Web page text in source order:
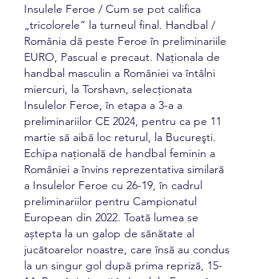
Insulele Feroe / Cum se pot califica
„tricolorele” la turneul final. Handbal /
România dă peste Feroe în preliminariile
EURO, Pascual e precaut. Naţionala de
handbal masculin a României va întâlni
miercuri, la Torshavn, selecţionata
Insulelor Feroe, în etapa a 3-a a
preliminariilor CE 2024, pentru ca pe 11
martie să aibă loc returul, la Bucureşti.
Echipa naţională de handbal feminin a
României a învins reprezentativa similară
a Insulelor Feroe cu 26-19, în cadrul
preliminariilor pentru Campionatul
European din 2022. Toată lumea se
aștepta la un galop de sănătate al
jucătoarelor noastre, care însă au condus
la un singur gol după prima repriză, 15-